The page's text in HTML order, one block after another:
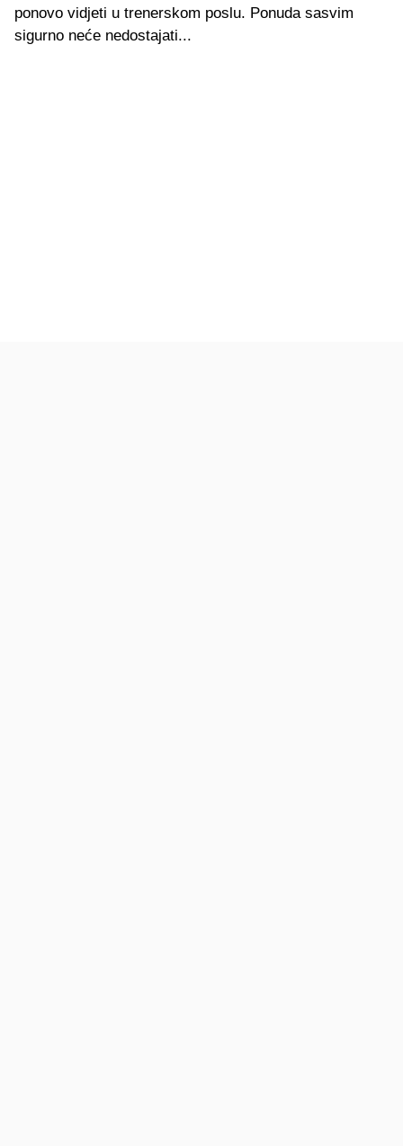
ponovo vidjeti u trenerskom poslu. Ponuda sasvim
sigurno neće nedostajati...